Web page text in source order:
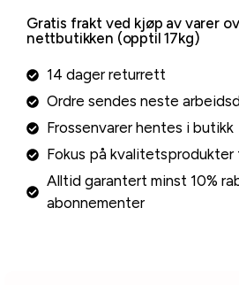
Gratis frakt ved kjøp av varer
nettbutikken (opptil 17kg)
14 dager returrett
Ordre sendes neste
Frossenvarer hentes i butikk
Fokus på kvalitetsprodukter
Alltid garantert minst 10%
abonnementer